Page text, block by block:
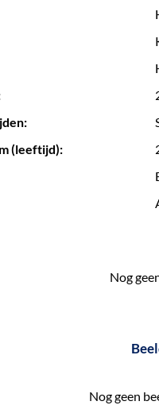
(leeftijd):
Nog
Nog geen